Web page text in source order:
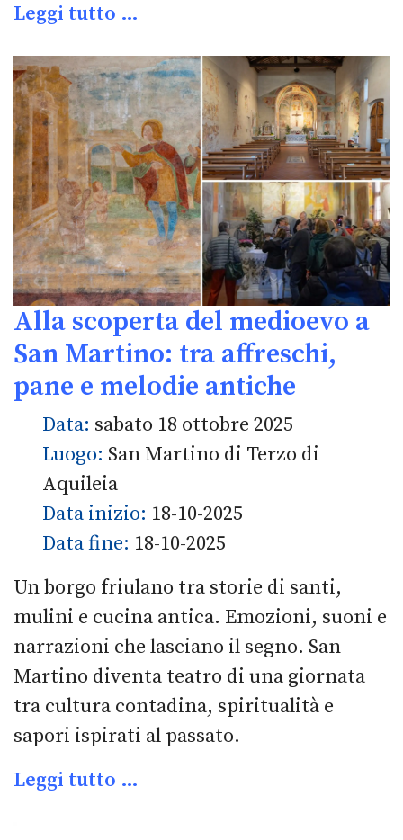
Leggi tutto …
Alla scoperta del medioevo a
San Martino: tra affreschi,
pane e melodie antiche
Data: sabato 18 ottobre 2025
Luogo: San Martino di Terzo di
Aquileia
Data inizio: 18-10-2025
Data fine: 18-10-2025
Un borgo friulano tra storie di santi,
mulini e cucina antica. Emozioni, suoni e
narrazioni che lasciano il segno. San
Martino diventa teatro di una giornata
tra cultura contadina, spiritualità e
sapori ispirati al passato.
Leggi tutto …